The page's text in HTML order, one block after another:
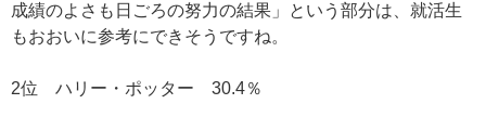
成績のよさも日ごろの努力の結果」という部分は、就活生
もおおいに参考にできそうですね。
2位 ハリー・ポッター 30.4％